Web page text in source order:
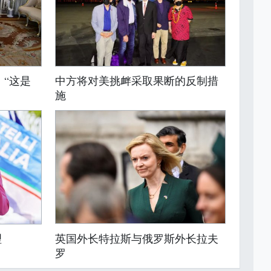
“这是
中方将对美挑衅采取果断的反制措
施
英国外长特拉斯与俄罗斯外长拉夫
罗